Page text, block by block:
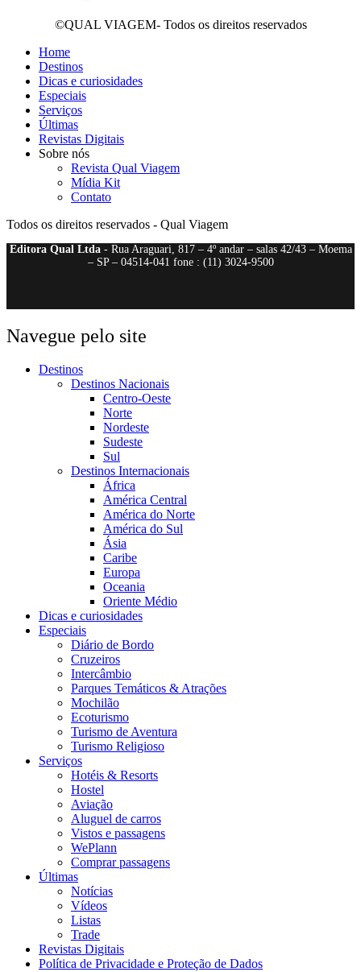
©QUAL VIAGEM- Todos os direitos reservados
Home
Destinos
Dicas e curiosidades
Especiais
Serviços
Últimas
Revistas Digitais
Sobre nós
Revista Qual Viagem
Mídia Kit
Contato
Todos os direitos reservados - Qual Viagem
Editora Qual Ltda- Rua Araguari, 817 – 4º andar – salas 42/43 – Moema
– SP – 04514-041 fone : (11) 3024-9500
Navegue pelo site
Destinos
Destinos Nacionais
Centro-Oeste
Norte
Nordeste
Sudeste
Sul
Destinos Internacionais
África
América Central
América do Norte
América do Sul
Ásia
Caribe
Europa
Oceania
Oriente Médio
Dicas e curiosidades
Especiais
Diário de Bordo
Cruzeiros
Intercâmbio
Parques Temáticos & Atrações
Mochilão
Ecoturismo
Turismo de Aventura
Turismo Religioso
Serviços
Hotéis & Resorts
Hostel
Aviação
Aluguel de carros
Vistos e passagens
WePlann
Comprar passagens
Últimas
Notícias
Vídeos
Listas
Trade
Revistas Digitais
Política de Privacidade e Proteção de Dados